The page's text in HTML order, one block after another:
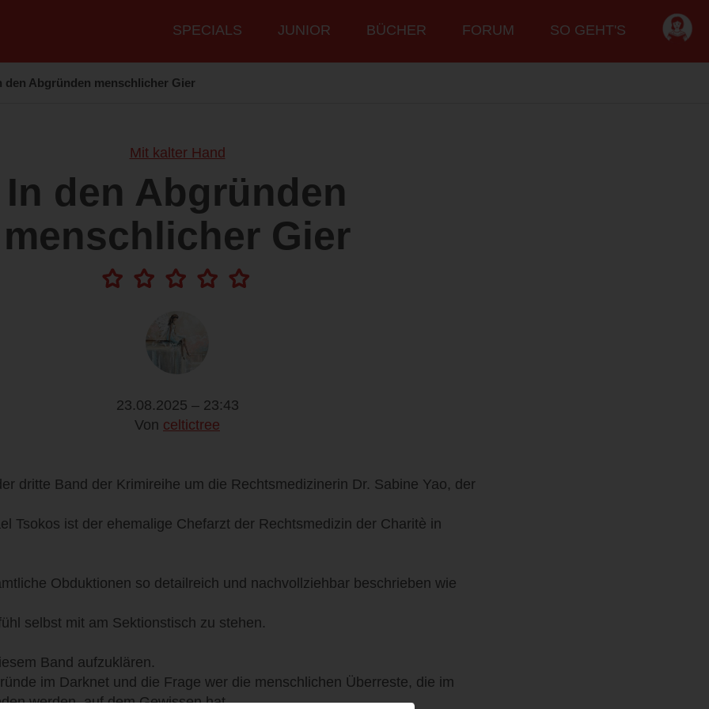
Hauptmenü
SPECIALS JUNIOR BÜCHER FORUM SO GEHT'S
den Abgründen menschlicher Gier
Mit kalter Hand
In den Abgründen
menschlicher Gier
23.08.2025 – 23:43
Von celtictree
dritte Band der Krimireihe um die Rechtsmedizinerin Dr. Sabine Yao, der
Tsokos ist der ehemalige Chefarzt der Rechtsmedizin der Charitè in
Obduktionen so detailreich und nachvollziehbar beschrieben wie
selbst mit am Sektionstisch zu stehen.
Band aufzuklären.
im Darknet und die Frage wer die menschlichen Überreste, die im
werden, auf dem Gewissen hat.